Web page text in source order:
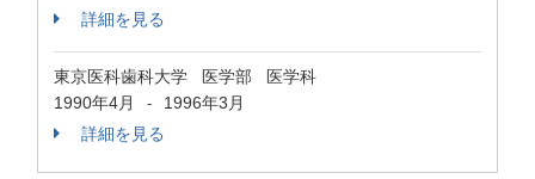
詳細を見る
東京医科歯科大学 医学部 医学科
1990年4月
-
1996年3月
詳細を見る